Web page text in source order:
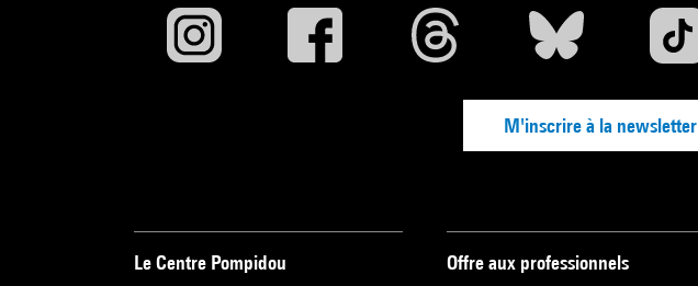
M'inscrire à la newsletter
Le Centre Pompidou Offre aux professionnels